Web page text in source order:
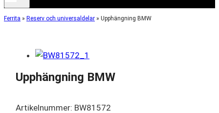
Ferrita » Reserv och universaldelar » Upphängning BMW
Upphängning BMW
Artikelnummer: BW81572